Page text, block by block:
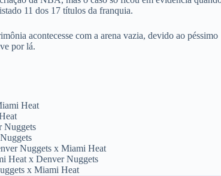
11 dos 17 títulos da franquia.
acontecesse com a arena vazia, devido ao péssimo
por lá.
Heat
Nuggets
Nuggets x Miami Heat
Heat x Denver Nuggets
x Miami Heat